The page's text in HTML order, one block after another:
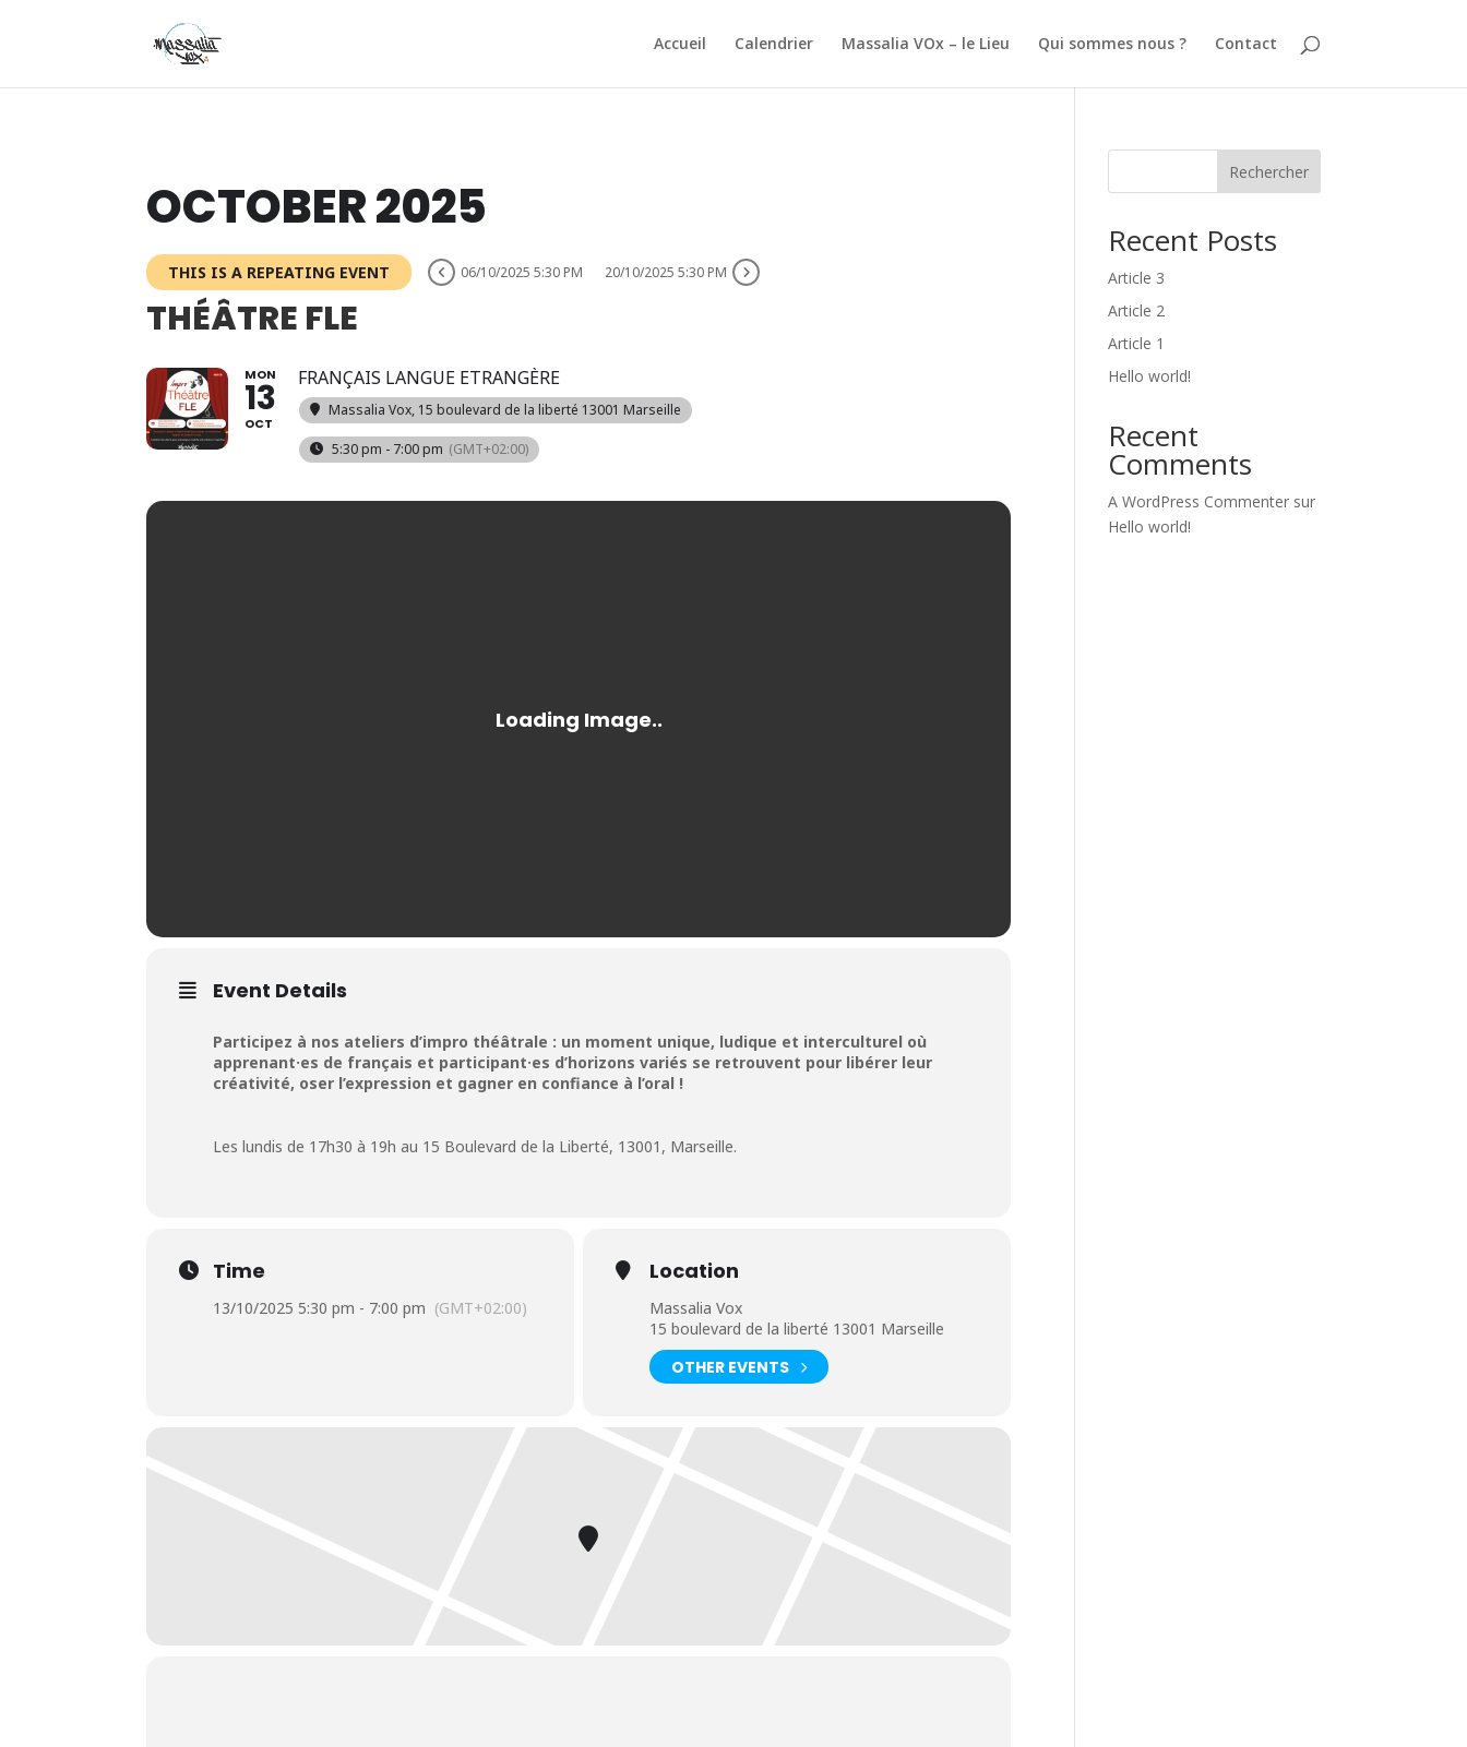
Accueil Calendrier Massalia VOx – le Lieu Qui sommes nous ? Contact
OCTOBER 2025
THIS IS A REPEATING EVENT 06/10/2025 5:30 PM 20/10/2025 5:30 PM
THÉÂTRE FLE
MON
13
OCT
FRANÇAIS LANGUE ETRANGÈRE
Massalia Vox, 15 boulevard de la liberté 13001 Marseille
5:30 pm - 7:00 pm (GMT+02:00)
Event Details
Participez à nos ateliers d’impro théâtrale : un moment unique, ludique et interculturel où
apprenant·es de français et participant·es d’horizons variés se retrouvent pour libérer leur
créativité, oser l’expression et gagner en confiance à l’oral !
Les lundis de 17h30 à 19h au 15 Boulevard de la Liberté, 13001, Marseille.
Time
13/10/2025 5:30 pm - 7:00 pm (GMT+02:00)
Location
Massalia Vox
15 boulevard de la liberté 13001 Marseille
OTHER EVENTS
Rechercher
Recent Posts
Article 3
Article 2
Article 1
Hello world!
Recent
Comments
A WordPress Commenter sur
Hello world!